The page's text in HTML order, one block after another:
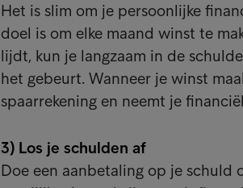
Het is slim om je persoonlijke
doel is om elke maand winst te
lijdt, kun je langzaam in de
het gebeurt. Wanneer je winst
spaarrekening en neemt je
3) Los je schulden af
Doe een aanbetaling op je schuld